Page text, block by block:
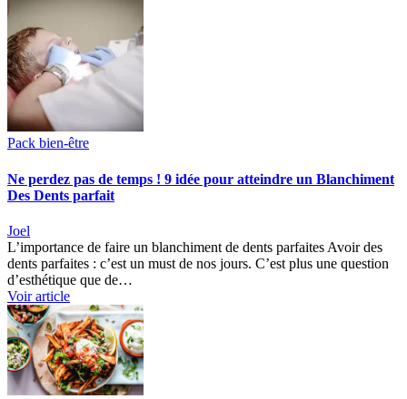
Pack bien-être
Ne perdez pas de temps ! 9 idée pour atteindre un Blanchiment
Des Dents parfait
Joel
L’importance de faire un blanchiment de dents parfaites Avoir des
dents parfaites : c’est un must de nos jours. C’est plus une question
d’esthétique que de…
Voir article